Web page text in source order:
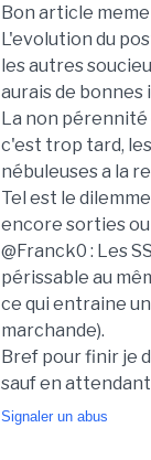
Bon article
L'evolution du
les autres
aurais de bonnes
La non pérennité
c'est trop tard,
nébuleuses a la
Tel est le
encore sorties
@Franck0 : Les
périssable au
ce qui entraine
marchande).
Bref pour finir je
sauf en
Signaler un abus